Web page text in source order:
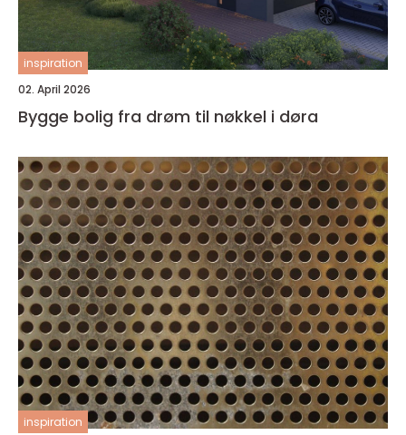
inspiration
02. April 2026
Bygge bolig fra drøm til nøkkel i døra
inspiration